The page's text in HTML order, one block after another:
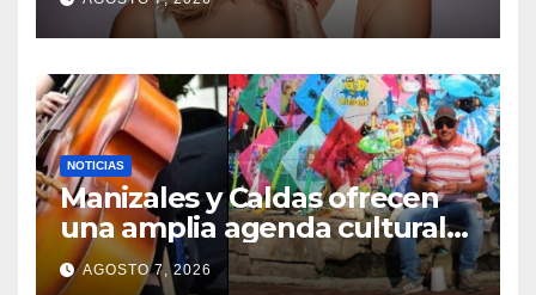
medio del debate por las
denuncias contra Rafael
Poveda
NOTICIAS
Manizales y Caldas ofrecen
una amplia agenda cultural
para disfrutar este fin de
semana
AGOSTO 7, 2026